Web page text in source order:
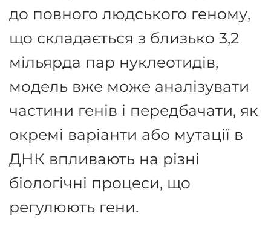
до повного людського геному,
що складається з близько 3,2
мільярда пар нуклеотидів,
модель вже може аналізувати
частини генів і передбачати, як
окремі варіанти або мутації в
ДНК впливають на різні
біологічні процеси, що
регулюють гени.